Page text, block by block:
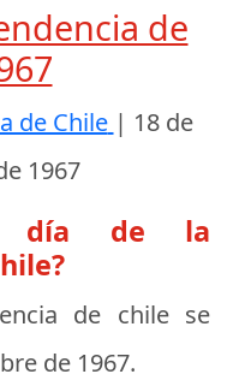
de
de Chile | 18 de
1967
día de la
de chile se
de 1967.